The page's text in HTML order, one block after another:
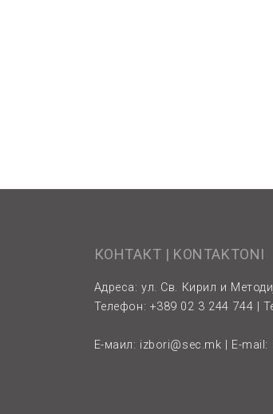
КОНТАКТ | KONTAKTONI
Адреса: ул. Св. Кирил и
Телефон: +389 02 3 244 744 |
Е-маил: izbori@sec.mk | E-mail: